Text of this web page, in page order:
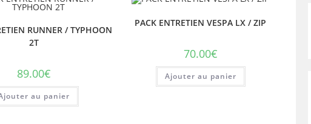
RUNNER / TYPHOON
2T
89.00€
au panier
PACK ENTRETIEN VESPA LX / ZIP
70.00€
Ajouter au panier